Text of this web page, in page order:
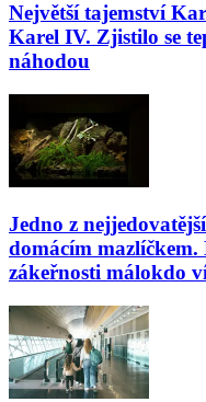
Největší tajemství
Karel IV. Zjistilo se
náhodou
Jedno z
domácím mazlíčkem.
zákeřnosti málokdo